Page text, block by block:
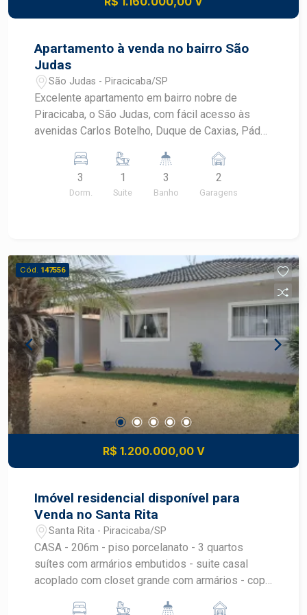
Apartamento à venda no bairro São
Judas
São Judas - Piracicaba/SP
Excelente apartamento em bairro nobre de
Piracicaba, o São Judas, com fácil acesso às
avenidas Carlos Botelho, Duque de Caxias, Pádua
valorizados da cidade, esteja próximo a Padaria
do Vovô, Previlab, Banco Itaú, Apparence, e muito
Condomínio Ilha de Mauí Residence oferece
diversas opções de lazer, academia,
brinquedoteca, espaço gourmet, piscina adulto e
infantil, playground, quadra poliesportiva, salão
de festas, salão de jogos e muito mais. Agende
sua visita!
3
Dorm.
1
Suite
3
Banho
2
Garagens
Cód. 147556
R$ 1.200.000,00 V
Imóvel residencial disponível para
Venda no Santa Rita
Santa Rita - Piracicaba/SP
CASA - 206m - piso porcelanato - 3 quartos
suítes com armários embutidos - suite casal
acoplado com closet grande com armários - copa